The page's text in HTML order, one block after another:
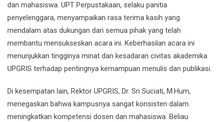
dan mahasiswa. UPT Perpustakaan, selaku panitia
penyelenggara, menyampaikan rasa terima kasih yang
mendalam atas dukungan dari semua pihak yang telah
membantu mensukseskan acara ini. Keberhasilan acara ini
menunjukkan tingginya minat dan kesadaran civitas akademika
UPGRIS terhadap pentingnya kemampuan menulis dan publikasi.
Di kesempatan lain, Rektor UPGRIS, Dr. Sri Suciati, M.Hum,
menegaskan bahwa kampusnya sangat konsisten dalam
meningkatkan kompetensi dosen dan mahasiswa. Beliau